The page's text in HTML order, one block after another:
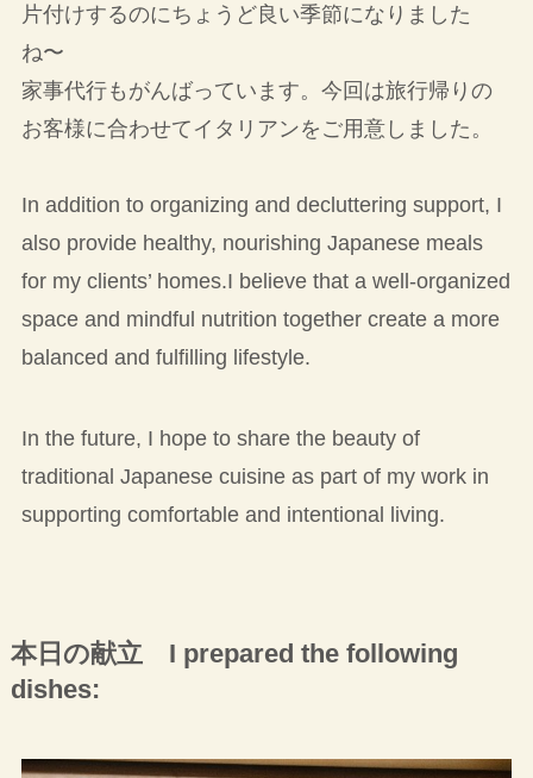
片付けするのにちょうど良い季節になりました
ね〜
家事代行もがんばっています。今回は旅行帰りの
お客様に合わせてイタリアンをご用意しました。
In addition to organizing and decluttering support, I
also provide healthy, nourishing Japanese meals
for my clients’ homes.I believe that a well-organized
space and mindful nutrition together create a more
balanced and fulfilling lifestyle.
In the future, I hope to share the beauty of
traditional Japanese cuisine as part of my work in
supporting comfortable and intentional living.
本日の献立 I prepared the following
dishes: